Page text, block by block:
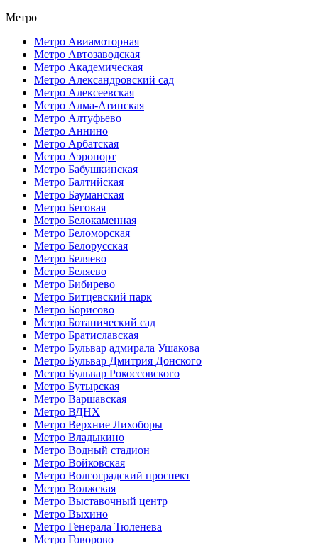
Метро
Метро Авиамоторная
Метро Автозаводская
Метро Академическая
Метро Александровский сад
Метро Алексеевская
Метро Алма-Атинская
Метро Алтуфьево
Метро Аннино
Метро Арбатская
Метро Аэропорт
Метро Бабушкинская
Метро Балтийская
Метро Бауманская
Метро Беговая
Метро Белокаменная
Метро Беломорская
Метро Белорусская
Метро Беляево
Метро Беляево
Метро Бибирево
Метро Битцевский парк
Метро Борисово
Метро Ботанический сад
Метро Братиславская
Метро Бульвар адмирала Ушакова
Метро Бульвар Дмитрия Донского
Метро Бульвар Рокоссовского
Метро Бутырская
Метро Варшавская
Метро ВДНХ
Метро Верхние Лихоборы
Метро Владыкино
Метро Водный стадион
Метро Войковская
Метро Волгоградский проспект
Метро Волжская
Метро Выставочный центр
Метро Выхино
Метро Генерала Тюленева
Метро Говорово